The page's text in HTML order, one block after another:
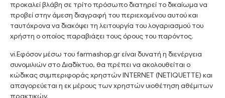
προκαλεί βλάβη σε τρίτο πρόσωπο διατηρεί το δικαίωμα να
προβεί στην άμεση διαγραφή του περιεχομένου αυτού και
ταυτόχρονα να διακόψει τη λειτουργία του λογαριασμού του
χρήστη ο οποίος παραβιάζει τους όρους του παρόντος.
vi.Εφόσον μέσω του farmashop.gr είναι δυνατή η διενέργεια
συνομιλιών στο Διαδίκτυο, θα πρέπει να ακολουθείται ο
κώδικας συμπεριφοράς χρηστών INTERNET (NETIQUETTE) και
απαγορεύεται η εκ μέρους των χρηστών υιοθέτηση αθέμιτων
πρακτικών.